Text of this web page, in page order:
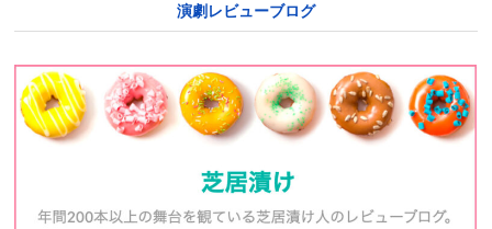
演劇レビューブログ